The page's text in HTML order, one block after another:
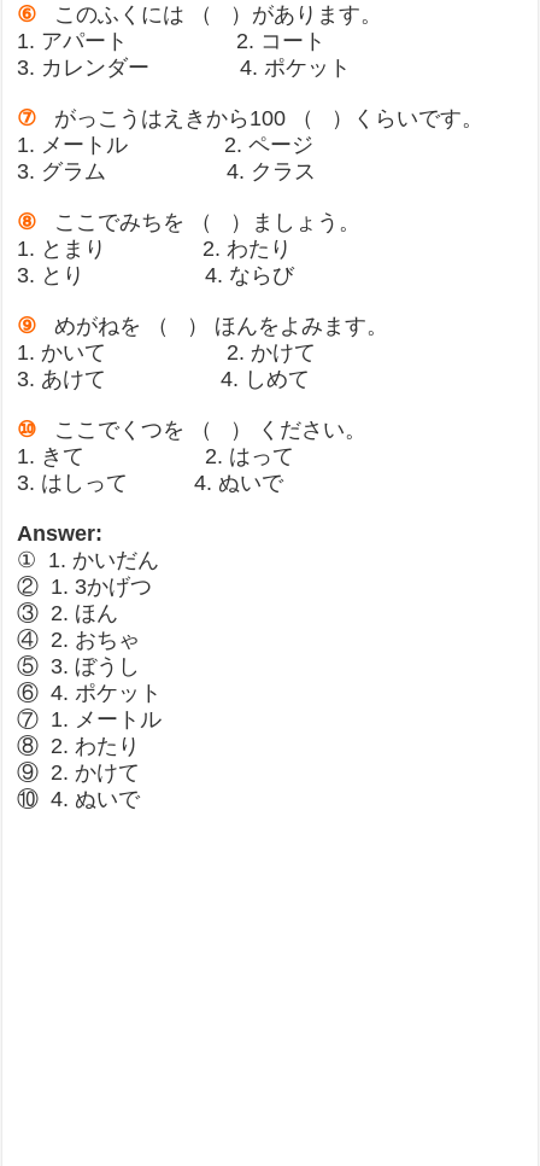
⑥ このふくには （ ）があります。
1. アパート 2. コート
3. カレンダー 4. ポケット
⑦ がっこうはえきから100 （ ）くらいです。
1. メートル 2. ページ
3. グラム 4. クラス
⑧ ここでみちを （ ）ましょう。
1. とまり 2. わたり
3. とり 4. ならび
⑨ めがねを （ ） ほんをよみます。
1. かいて 2. かけて
3. あけて 4. しめて
⑩ ここでくつを （ ） ください。
1. きて 2. はって
3. はしって 4. ぬいで
Answer:
① 1. かいだん
② 1. 3かげつ
③ 2. ほん
④ 2. おちゃ
⑤ 3. ぼうし
⑥ 4. ポケット
⑦ 1. メートル
⑧ 2. わたり
⑨ 2. かけて
⑩ 4. ぬいで